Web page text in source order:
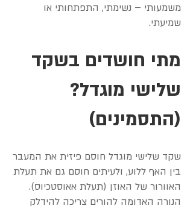
משמעותי – נשימתי, התפתחותי או
שמיעתי.
מתי חושדים בשקד
שלישי מוגדל?
(התסמינים)
שקד שלישי מוגדל חוסם פיזית את המעבר
בין האף ללוע, ולעיתים חוסם גם את תעלת
האוורור של האוזן (תעלת אאוסטכיוס).
הנורה האדומה להורים צריכה להידלק